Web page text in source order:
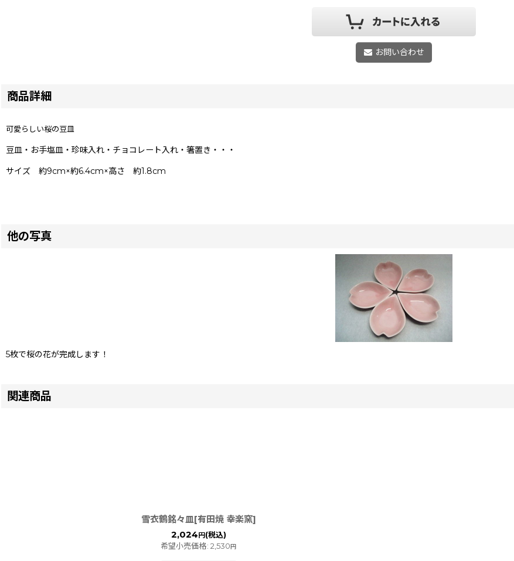
お問い合わせ
商品詳細
可愛らしい桜の豆皿
豆皿・お手塩皿・珍味入れ・チョコレート入れ・箸置き・・・
サイズ 約9cm×約6.4cm×高さ 約1.8cm
他の写真
5枚で桜の花が完成します！
関連商品
雪衣鶴銘々皿[有田焼 幸楽窯]
2,024 円(税込)
希望小売価格: 2,530 円